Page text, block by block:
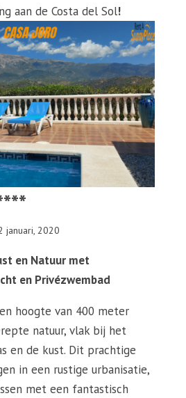
aan de Costa del Sol!
januari, 2020
en Natuur met
en Privézwembad
hoogte van 400 meter
natuur, vlak bij het
en de kust. Dit prachtige
in een rustige urbanisatie,
met een fantastisch